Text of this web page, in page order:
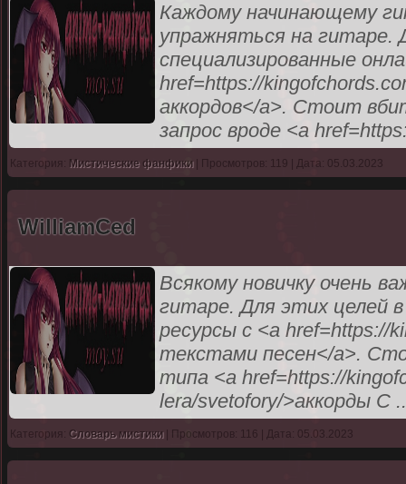
Каждому начинающему
упражняться на гитаре.
специализированные
href=https://
аккордов</a>. Стоит
запрос вроде <a
Категория: Мистические фанфики| Просмотров: 119 | Дата: 05.03.2023
WilliamCed
Всякому новичку очень
гитаре. Для этих целей
ресурсы с <a href=https://
текстами песен</a>.
типа <a href=https://
lera/svetofory/>аккорды С
Категория: Словарь мистики| Просмотров: 116 | Дата: 05.03.2023